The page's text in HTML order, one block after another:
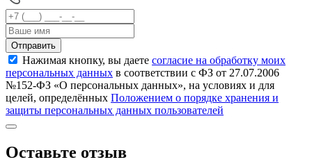
Отправить
Нажимая кнопку, вы даете согласие на обработку моих
персональных данных в соответствии с ФЗ от 27.07.2006
№152-ФЗ «О персональных данных», на условиях и для
целей, определённых Положением о порядке хранения и
защиты персональных данных пользователей
Оставьте отзыв